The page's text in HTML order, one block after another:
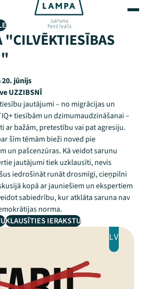
"CILVĒKTIESĪBAS
20. jūnijs
UZZIBSNĪ
jautājumi – no migrācijas un
tiesībām un dzimumaudzināšanai –
ar bažām, pretestību vai pat agresiju.
šīm tēmām bieži noved pie
un pašcenzūras. Kā veidot sarunu
jautājumi tiek uzklausīti, nevis
iedrošināt runāt drosmīgi, cieņpilni
kopā ar jauniešiem un ekspertiem
sabiedrību, kur atklāta saruna nav
norma.
KLAUSĪTIES IERAKSTU
LV